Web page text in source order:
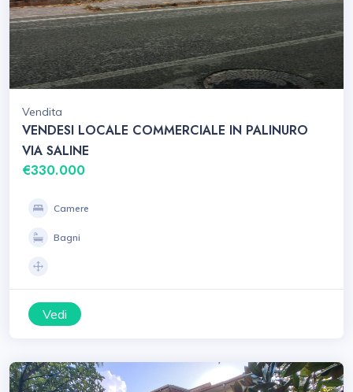
Vendita
VENDESI LOCALE COMMERCIALE IN PALINURO
VIA SALINE
€330.000
Camere
Bagni
Vedi